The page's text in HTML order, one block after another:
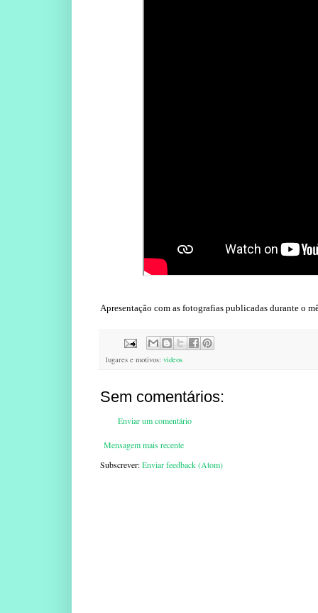
Apresentação com as fotografias publicadas durante o
lugares e motivos: videos
Sem comentários:
Enviar um comentário
Mensagem mais recente
Subscrever:Enviar feedback (Atom)